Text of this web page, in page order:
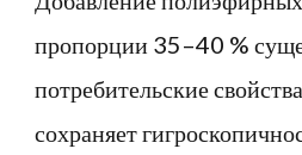
пропорции 35–40 %
потребительские
сохраняет